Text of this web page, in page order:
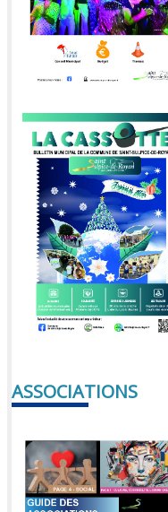
ASSOCIATIONS